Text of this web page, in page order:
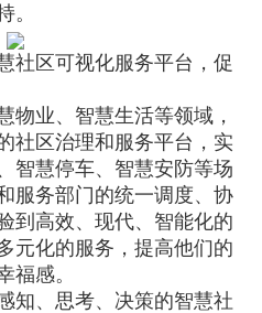
。
区可视化服务平台，促
业、智慧生活等领域，
社区治理和服务平台，实
智慧停车、智慧安防等场
服务部门的统一调度、协
到高效、现代、智能化的
元化的服务，提高他们的
福感。
、思考、决策的智慧社